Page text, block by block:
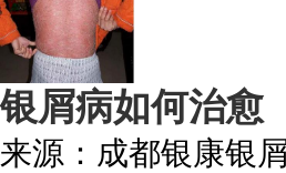
银屑病如何治愈
来源： 成都银康银